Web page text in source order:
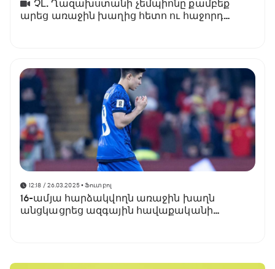
ՉԼ. Ղազախստանի չեմպիոնը քամբեք
արեց առաջին խաղից հետո ու հաջորդ
12:18 / 26.03.2025• Ֆուտբոլ
16-ամյա հարձակվողն առաջին խաղն
անցկացրեց ազգային հավաքականի